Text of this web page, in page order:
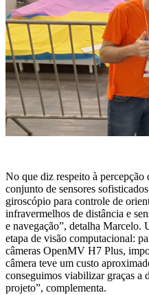
No que diz respeito à
conjunto de sensores
giroscópio para controle de
infravermelhos de distância e
e navegação”, detalha Marcelo.
etapa de visão computacional:
câmeras OpenMV H7 Plus,
câmera teve um custo
conseguimos viabilizar graças a
projeto”, complementa.